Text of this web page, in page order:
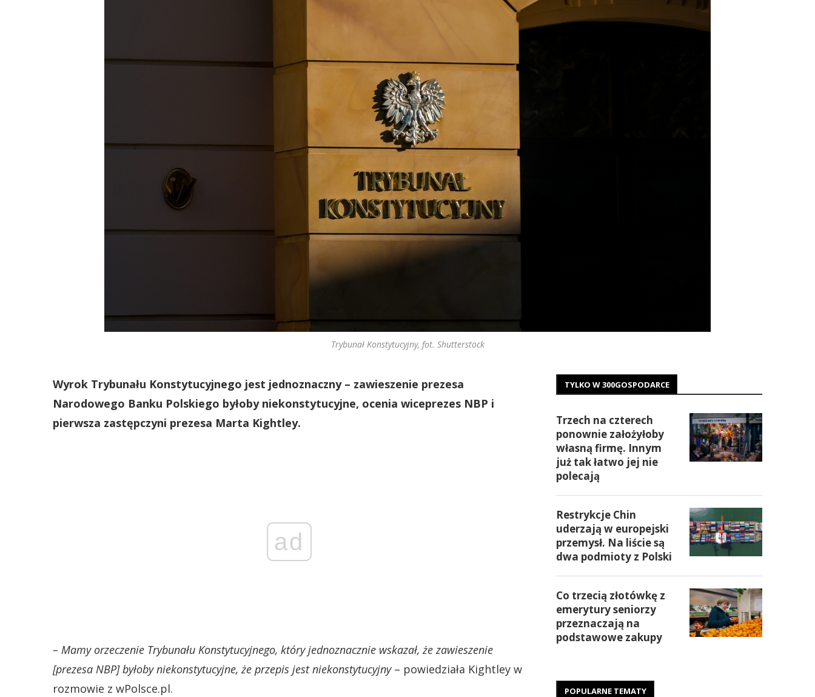
Trybunał Konstytucyjny, fot. Shutterstock
Wyrok Trybunału Konstytucyjnego jest jednoznaczny – zawieszenie prezesa
Narodowego Banku Polskiego byłoby niekonstytucyjne, ocenia wiceprezes NBP i
pierwsza zastępczyni prezesa Marta Kightley.
ad
– Mamy orzeczenie Trybunału Konstytucyjnego, który jednoznacznie wskazał, że zawieszenie
[prezesa NBP] byłoby niekonstytucyjne, że przepis jest niekonstytucyjny – powiedziała Kightley w
rozmowie z wPolsce.pl.
TYLKO W 300GOSPODARCE
Trzech na czterech
ponownie założyłoby
własną firmę. Innym
już tak łatwo jej nie
polecają
Restrykcje Chin
uderzają w europejski
przemysł. Na liście są
dwa podmioty z Polski
Co trzecią złotówkę z
emerytury seniorzy
przeznaczają na
podstawowe zakupy
POPULARNE TEMATY